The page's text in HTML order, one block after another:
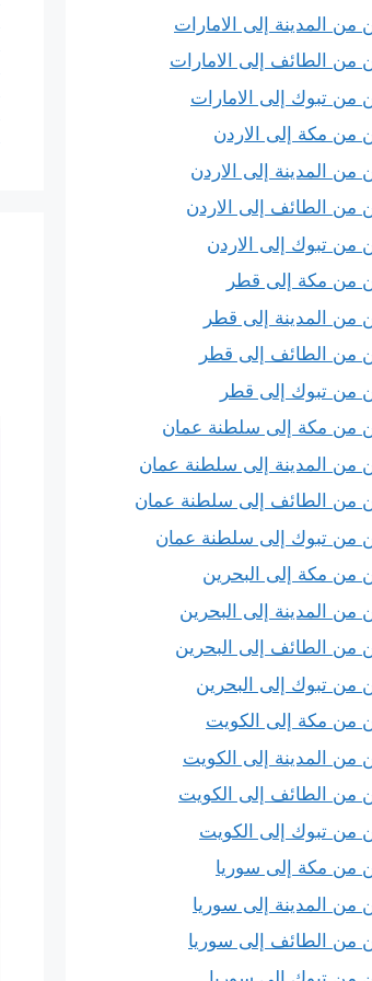
من المدينة إلى الامارات
من الطائف إلى الامارات
من تبوك إلى الامارات
من مكة إلى الاردن
من المدينة إلى الاردن
من الطائف إلى الاردن
من تبوك إلى الاردن
من مكة إلى قطر
من المدينة إلى قطر
من الطائف إلى قطر
من تبوك إلى قطر
من مكة إلى سلطنة عمان
من المدينة إلى سلطنة عمان
من الطائف إلى سلطنة عمان
من تبوك إلى سلطنة عمان
من مكة إلى البحرين
من المدينة إلى البحرين
من الطائف إلى البحرين
من تبوك إلى البحرين
من مكة إلى الكويت
من المدينة إلى الكويت
من الطائف إلى الكويت
من تبوك إلى الكويت
من مكة إلى سوريا
من المدينة إلى سوريا
من الطائف إلى سوريا